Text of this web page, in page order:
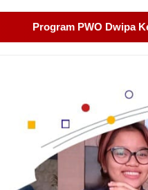
Wujud Kepedulian